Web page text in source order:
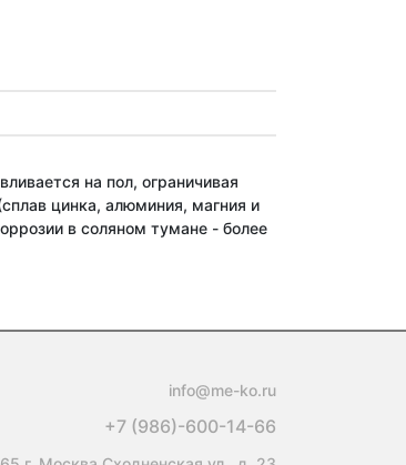
на пол, ограничивая
цинка, алюминия, магния и
в соляном тумане - более
info@me-ko.ru
+7 (986)-600-14-66